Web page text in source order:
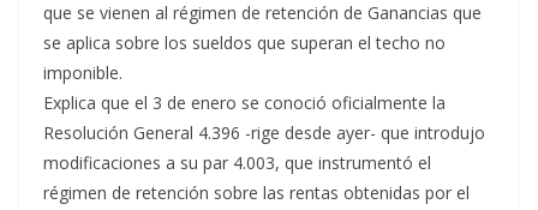
que se vienen al régimen de retención de Ganancias que
se aplica sobre los sueldos que superan el techo no
imponible.
Explica que el 3 de enero se conoció oficialmente la
Resolución General 4.396 -rige desde ayer- que introdujo
modificaciones a su par 4.003, que instrumentó el
régimen de retención sobre las rentas obtenidas por el